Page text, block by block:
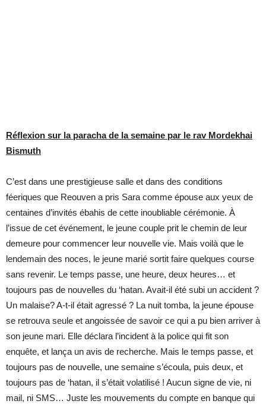
Réflexion sur la paracha de la semaine par le rav Mordekhai
Bismuth
C’est dans une prestigieuse salle et dans des conditions
féeriques que Reouven a pris Sara comme épouse aux yeux de
centaines d’invités ébahis de cette inoubliable cérémonie. À
l’issue de cet événement, le jeune couple prit le chemin de leur
demeure pour commencer leur nouvelle vie. Mais voilà que le
lendemain des noces, le jeune marié sortit faire quelques course
sans revenir. Le temps passe, une heure, deux heures… et
toujours pas de nouvelles du ‘hatan. Avait-il été subi un accident ?
Un malaise? A-t-il était agressé ? La nuit tomba, la jeune épouse
se retrouva seule et angoissée de savoir ce qui a pu bien arriver à
son jeune mari. Elle déclara l’incident à la police qui fit son
enquête, et lança un avis de recherche. Mais le temps passe, et
toujours pas de nouvelle, une semaine s’écoula, puis deux, et
toujours pas de ‘hatan, il s’était volatilisé ! Aucun signe de vie, ni
mail, ni SMS… Juste les mouvements du compte en banque qui